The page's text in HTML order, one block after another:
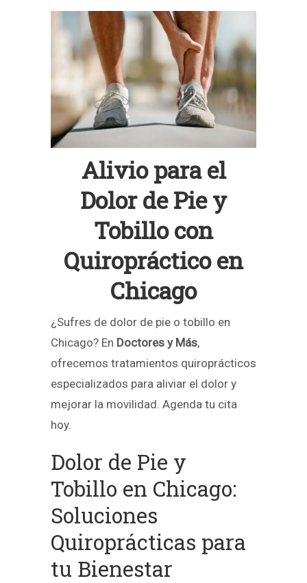
Alivio para el
Dolor de Pie y
Tobillo con
Quiropráctico en
Chicago
¿Sufres de dolor de pie o tobillo en
Chicago? En Doctores y Más,
ofrecemos tratamientos quiroprácticos
especializados para aliviar el dolor y
mejorar la movilidad. Agenda tu cita
hoy.
Dolor de Pie y
Tobillo en Chicago:
Soluciones
Quiroprácticas para
tu Bienestar